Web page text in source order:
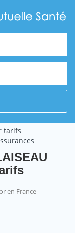
tarifs
en France